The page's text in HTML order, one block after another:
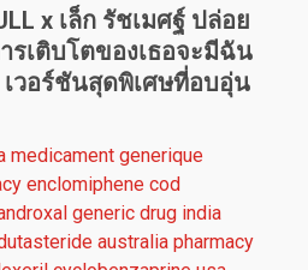
x เล็ก รัชเมศฐ์ ปล่อย
รเติบโตของเธอจะมีฉัน
วอร์ชันสุดพิเศษที่อบอุ่น
medicament generique
enclomiphene cod
generic drug india
australia pharmacy